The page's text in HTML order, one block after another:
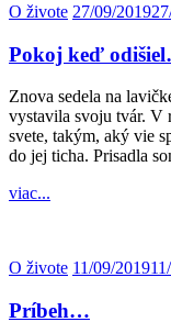
O živote 27/09/2019
Pokoj keď
Znova sedela na
vystavila svoju tvár. V
svete, takým, aký vie
do jej ticha. Prisadla
viac...
O živote 11/09/2019
Príbeh…